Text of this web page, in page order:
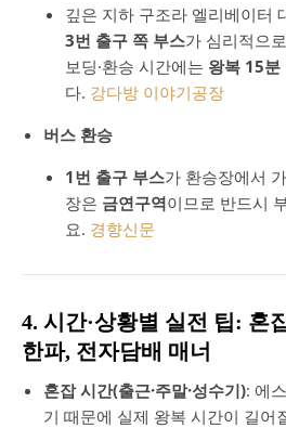
깊은 지하 구조라 엘리베이터
3번 출구 쪽 부스가 심리적으
보딩·환승 시간에는 왕복 15분
다. 강다방 이야기공장
버스 환승
1번 출구 부스가 환승장에서
장은 금연구역이므로 반드시
요. 경향신문
4. 시간·상황별 실전 팁: 혼
한파, 전자담배 매너
혼잡 시간(출근·주말·성수기): 에
기 때문에 실제 왕복 시간이 길어